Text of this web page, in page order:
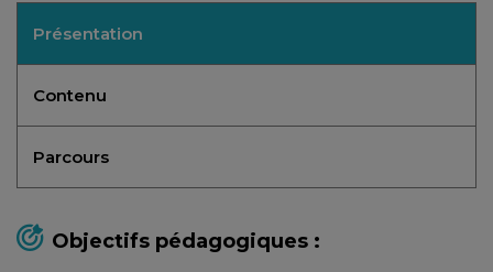
Présentation
Contenu
Parcours
Objectifs pédagogiques :